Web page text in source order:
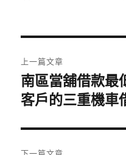
章
導
覽
上一篇文章
上
一
文
章:
南區當舖借款最
客戶的三重機車